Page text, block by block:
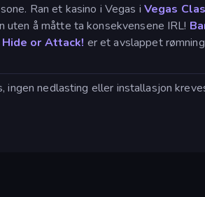
Ran et kasino i Vegas i Vegas
uten å måtte ta konsekvensene IRL!
or Attack! er et avslappet
nedlasting eller installasjon